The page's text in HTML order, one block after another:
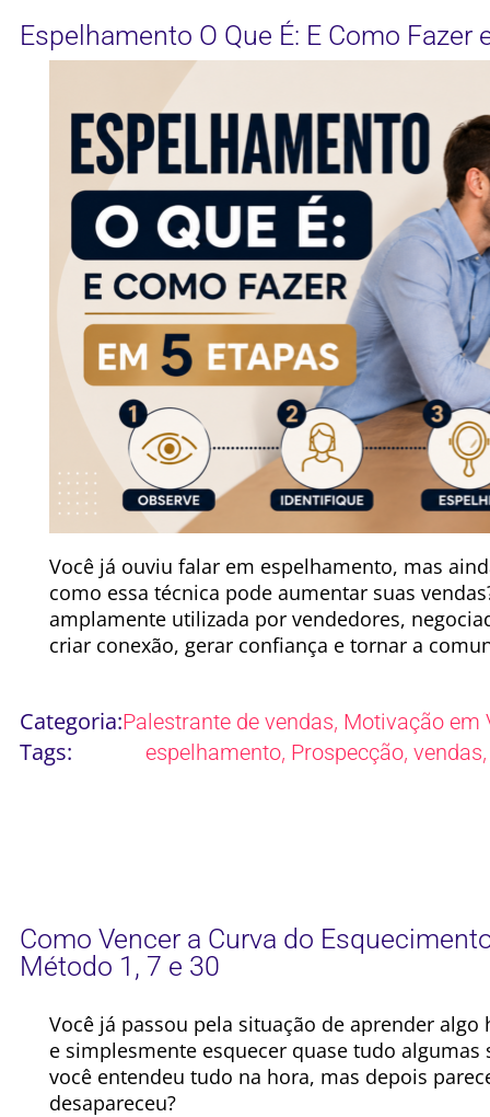
Espelhamento O Que É: E Como Fazer
Você já ouviu falar em espelhamento, mas
como essa técnica pode aumentar suas
amplamente utilizada por vendedores,
criar conexão, gerar confiança e tornar a
Categoria:Palestrante de vendas, Motivação em
Tags: espelhamento, Prospecção, vendas
Como Vencer a Curva do
Método 1, 7 e 30
Você já passou pela situação de aprender
e simplesmente esquecer quase tudo algumas
você entendeu tudo na hora, mas depois
desapareceu?